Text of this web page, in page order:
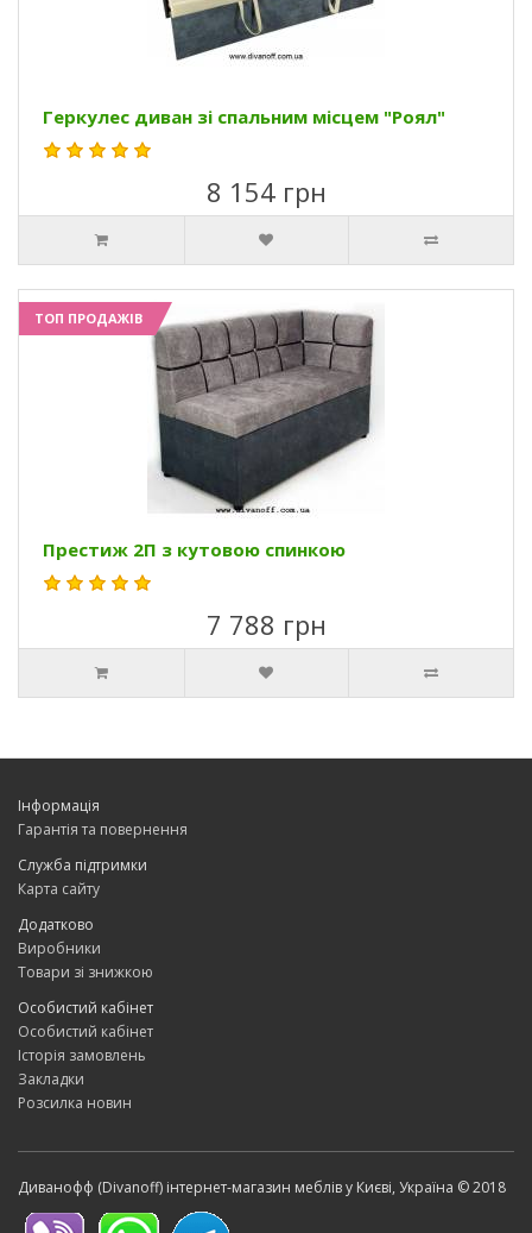
Геркулес диван зі спальним місцем "Роял"
8 154 грн
ТОП ПРОДАЖІВ
Престиж 2П з кутовою спинкою
7 788 грн
Інформація
Гарантія та повернення
Служба підтримки
Карта сайту
Додатково
Виробники
Товари зі знижкою
Особистий кабінет
Особистий кабінет
Історія замовлень
Закладки
Розсилка новин
Диванофф (Divanoff) інтернет-магазин меблів у Києві, Україна © 2018